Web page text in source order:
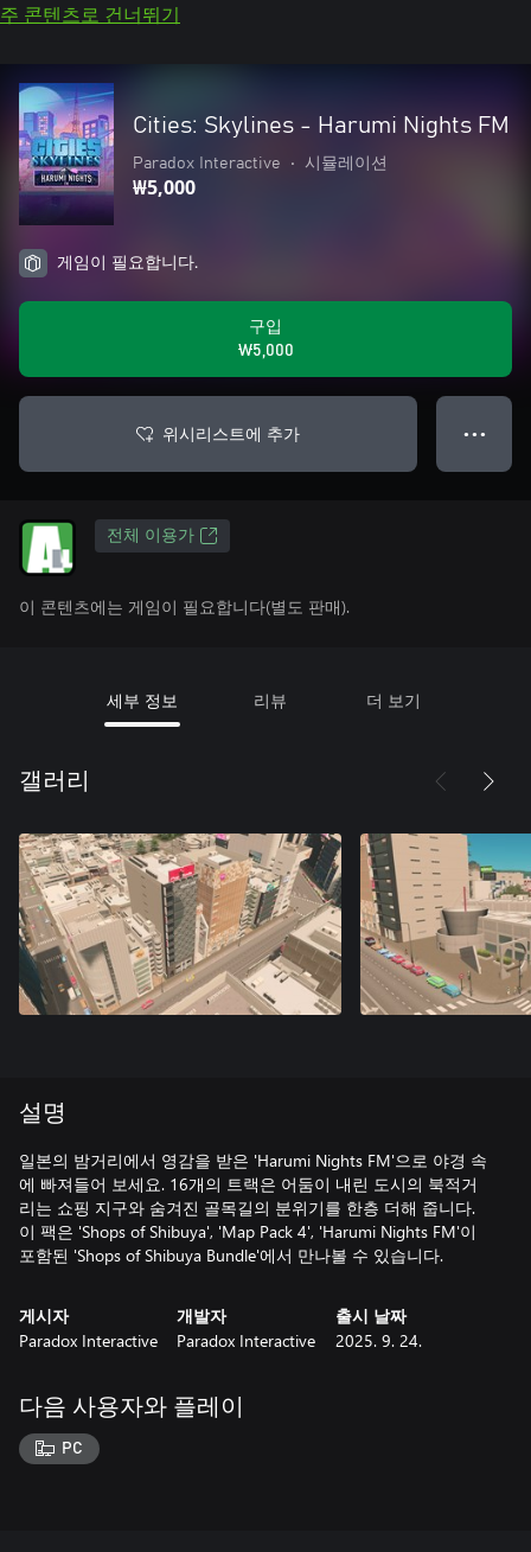
주 콘텐츠로 건너뛰기
Cities: Skylines - Harumi Nights FM
Paradox Interactive • 시뮬레이션
₩5,000
게임이 필요합니다.
구입
₩5,000
위시리스트에 추가 ● ● ●
전체 이용가
이 콘텐츠에는 게임이 필요합니다(별도 판매).
세부 정보 리뷰 더 보기
갤러리
설명
일본의 밤거리에서 영감을 받은 'Harumi Nights FM'으로 야경 속
에 빠져들어 보세요. 16개의 트랙은 어둠이 내린 도시의 북적거
리는 쇼핑 지구와 숨겨진 골목길의 분위기를 한층 더해 줍니다.
이 팩은 'Shops of Shibuya', 'Map Pack 4', 'Harumi Nights FM'이
포함된 'Shops of Shibuya Bundle'에서 만나볼 수 있습니다.
게시자
Paradox Interactive
개발자
Paradox Interactive
출시 날짜
2025. 9. 24.
다음 사용자와 플레이
PC